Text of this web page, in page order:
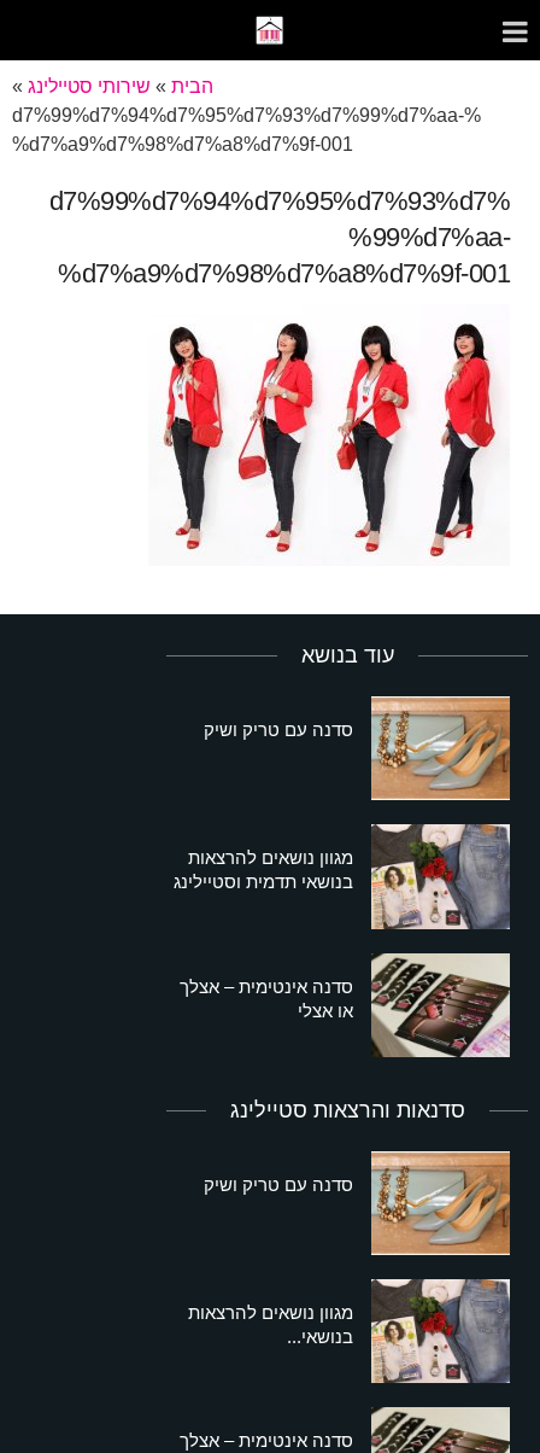
הבית » שירותי סטיילינג »
%d7%99%d7%94%d7%95%d7%93%d7%99%d7%aa-
%d7%a9%d7%98%d7%a8%d7%9f-001
%d7%99%d7%94%d7%95%d7%93%d7
%99%d7%aa-
%d7%a9%d7%98%d7%a8%d7%9f-001
עוד בנושא
סדנה עם טריק ושיק
מגוון נושאים להרצאות
בנושאי תדמית וסטיילינג
סדנה אינטימית – אצלך
או אצלי
סדנאות והרצאות סטיילינג
סדנה עם טריק ושיק
מגוון נושאים להרצאות
בנושאי...
סדנה אינטימית – אצלך